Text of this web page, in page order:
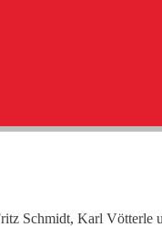
Schmidt, Karl Vötterle